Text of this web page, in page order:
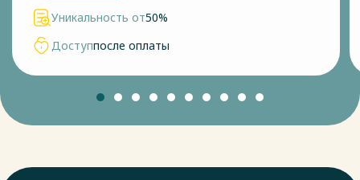
Уникальность от50%
Доступпосле оплаты